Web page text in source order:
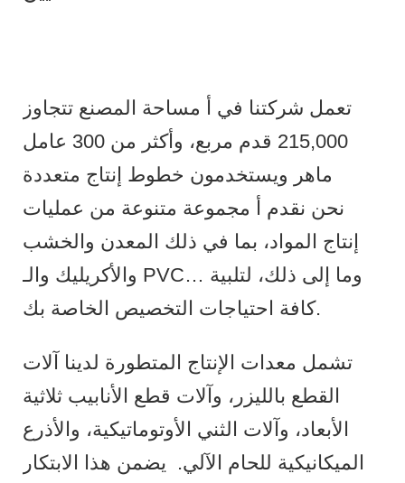
تعمل شركتنا في أ مساحة المصنع تتجاوز
215,000 قدم مربع، وأكثر من 300 عامل
نحن نقدم أ مجموعة متنوعة من عمليات
إنتاج المواد، بما في ذلك المعدن والخشب
والأكريليك والـ PVC… وما إلى ذلك، لتلبية
كافة احتياجات التخصيص الخاصة بك.
تشمل معدات الإنتاج المتطورة لدينا آلات
القطع بالليزر، وآلات قطع الأنابيب ثلاثية
الأبعاد، وآلات الثني الأوتوماتيكية، والأذرع
الميكانيكية للحام الآلي. يضمن هذا الابتكار